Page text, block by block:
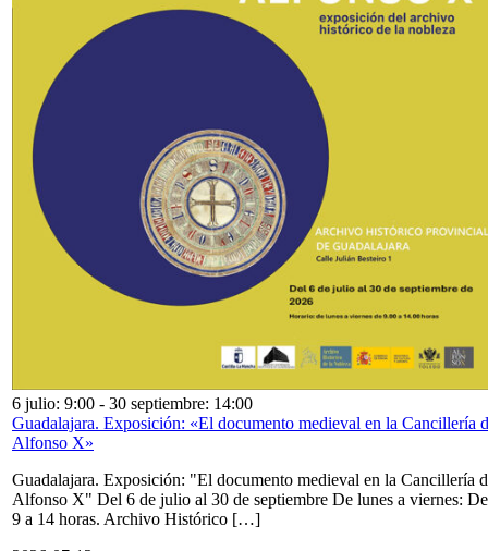
6 julio: 9:00 - 30 septiembre: 14:00
Guadalajara. Exposición: «El documento medieval en la Cancillería
Alfonso X»
Guadalajara. Exposición: "El documento medieval en la Cancillería
Alfonso X" Del 6 de julio al 30 de septiembre De lunes a viernes: De
9 a 14 horas. Archivo Histórico […]